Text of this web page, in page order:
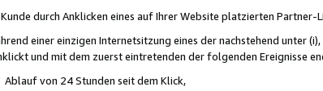
durch Anklicken eines auf Ihrer Website platzierten Partner-
einer einzigen Internetsitzung eines der nachstehend unter
und mit dem zuerst eintretenden der folgenden Ereignisse
von 24 Stunden seit dem Klick,